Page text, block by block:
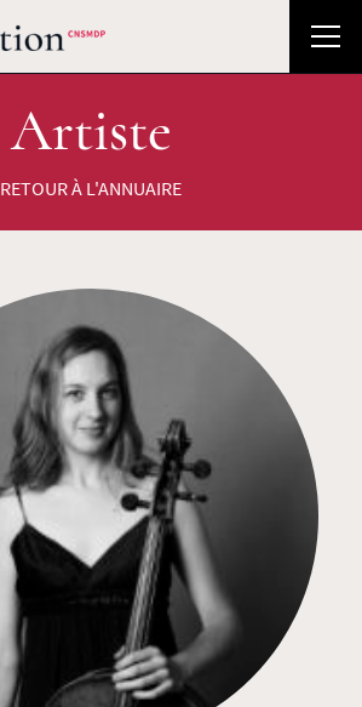
Artiste
RETOUR À L'ANNUAIRE